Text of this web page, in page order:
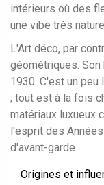
intérieurs où des
une vibe très
L'Art déco, par
géométriques.
1930. C'est un
; tout est à la fois
matériaux luxueux
l'esprit des
d'avant-garde.
Origines et